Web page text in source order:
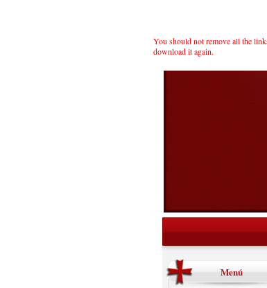
You should not remove all the
download it again.
Menú